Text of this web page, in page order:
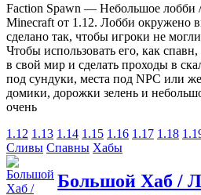
Faction Spawn — Небольшое лобби /
Minecraft от 1.12. Лобби окружено
сделано так, чтобы игроки не
Чтобы использовать его, как
в свой мир и сделать проходы в
под сундуки, места под NPC или
домики, дорожки зелень и
очень
1.12 1.13 1.14 1.15 1.16 1.17 1.18
Сливы Спавны Хабы
Большой Хаб /